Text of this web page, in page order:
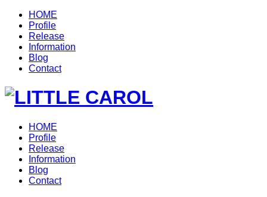
HOME
Profile
Release
Information
Blog
Contact
HOME
Profile
Release
Information
Blog
Contact